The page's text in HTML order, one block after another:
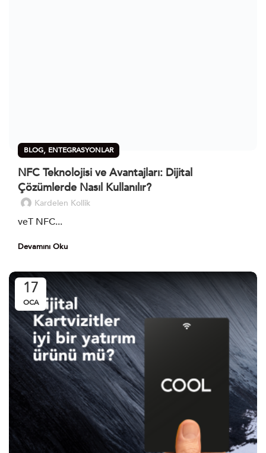
BLOG, ENTEGRASYONLAR
NFC Teknolojisi ve Avantajları: Dijital
Çözümlerde Nasıl Kullanılır?
Kardelen Kollik
veT NFC...
Devamını Oku
17
OCA